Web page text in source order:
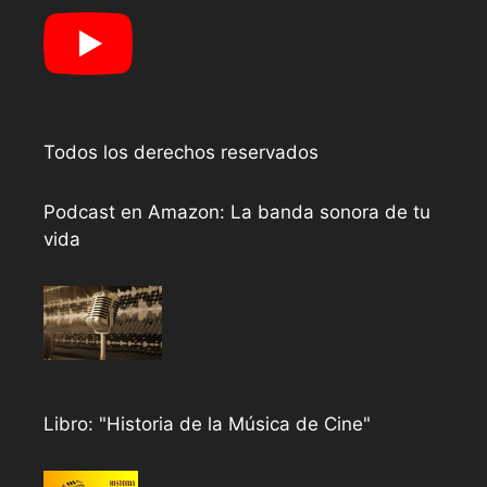
Todos los derechos reservados
Podcast en Amazon: La banda sonora de tu
vida
Libro: "Historia de la Música de Cine"